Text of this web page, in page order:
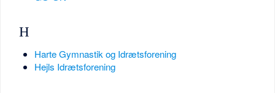
H
Harte Gymnastik og Idrætsforening
Hejls Idrætsforening